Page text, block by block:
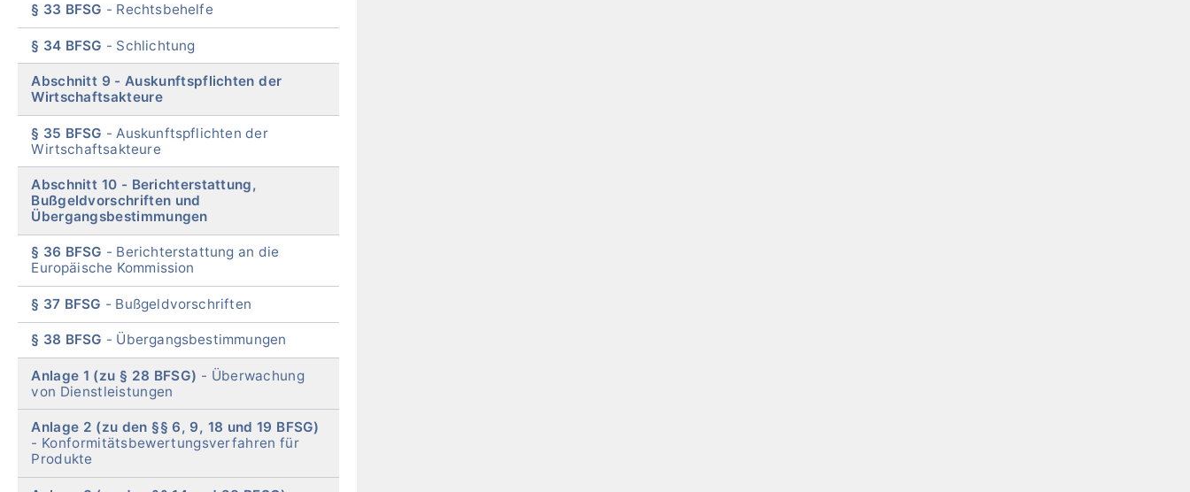
§ 33 BFSG Rechtsbehelfe
§ 34 BFSG Schlichtung
Abschnitt 9
Auskunftspflichten der
Wirtschaftsakteure
§ 35 BFSG
Auskunftspflichten der
Wirtschaftsakteure
Abschnitt 10
Berichterstattung,
Bußgeldvorschriften und
Übergangsbestimmungen
§ 36 BFSG
Berichterstattung an die
Europäische Kommission
§ 37 BFSG Bußgeldvorschriften
§ 38 BFSG Übergangsbestimmungen
Anlage 1 (zu § 28 BFSG)
Überwachung
von Dienstleistungen
Anlage 2 (zu den §§ 6, 9, 18 und 19 BFSG)
Konformitätsbewertungsverfahren für
Produkte